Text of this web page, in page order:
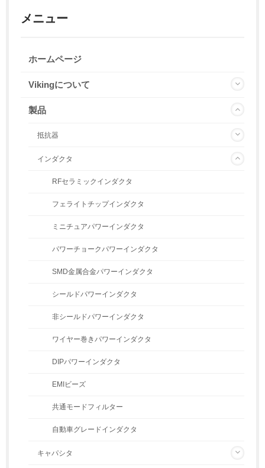
メニュー
ホームページ
Vikingについて
製品
抵抗器
インダクタ
RFセラミックインダクタ
フェライトチップインダクタ
ミニチュアパワーインダクタ
パワーチョークパワーインダクタ
SMD金属合金パワーインダクタ
シールドパワーインダクタ
非シールドパワーインダクタ
ワイヤー巻きパワーインダクタ
DIPパワーインダクタ
EMIビーズ
共通モードフィルター
自動車グレードインダクタ
キャパシタ